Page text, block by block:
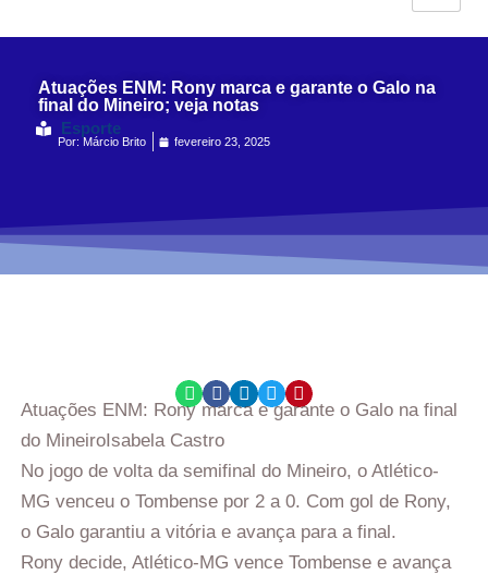
Atuações ENM: Rony marca e garante o Galo na
final do Mineiro; veja notas
Esporte
Por: Márcio Brito fevereiro 23, 2025
Atuações ENM: Rony marca e garante o Galo na final
do Mineiro Isabela Castro
No jogo de volta da semifinal do Mineiro, o Atlético-
MG venceu o Tombense por 2 a 0. Com gol de Rony,
o Galo garantiu a vitória e avança para a final.
Rony decide, Atlético-MG vence Tombense e avança